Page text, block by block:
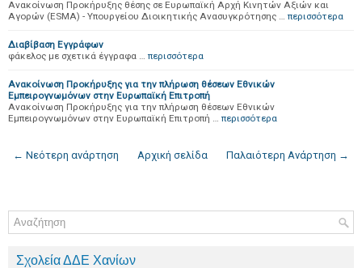
Ανακοίνωση Προκήρυξης θέσης σε Ευρωπαϊκή Αρχή Κινητών Αξιών και
Αγορών (ESMA) - Υπουργείου Διοικητικής Ανασυγκρότησης … περισσότερα
Διαβίβαση Εγγράφων
φάκελος με σχετικά έγγραφα … περισσότερα
Ανακοίνωση Προκήρυξης για την πλήρωση θέσεων Εθνικών
Εμπειρογνωμόνων στην Ευρωπαϊκή Επιτροπή
Ανακοίνωση Προκήρυξης για την πλήρωση θέσεων Εθνικών
Εμπειρογνωμόνων στην Ευρωπαϊκή Επιτροπή … περισσότερα
← Νεότερη ανάρτηση Παλαιότερη Ανάρτηση →
Αρχική σελίδα
Σχολεία ΔΔΕ Χανίων